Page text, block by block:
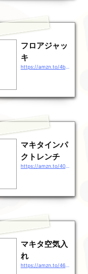
フロアジャッ
キ
マキタインパ
クトレンチ
マキタ空気入
れ